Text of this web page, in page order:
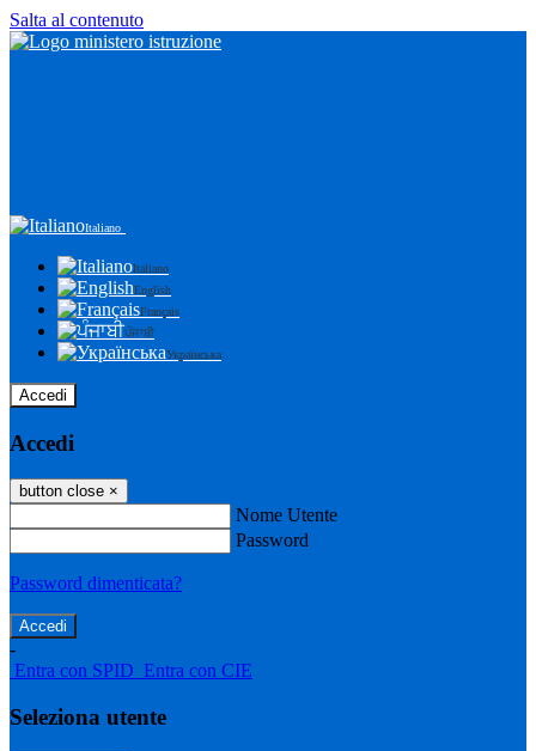
Salta al contenuto
Italiano
Italiano
English
Français
ਪੰਜਾਬੀ
Українська
Accedi
Accedi
button close ×
Nome Utente
Password
Password dimenticata?
-
Entra con SPID Entra con CIE
Seleziona utente